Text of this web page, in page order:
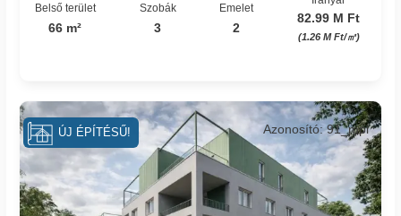
Belső terület
66 m²
Szobák
3
Emelet
2
82.99 M Ft
(1.26 M Ft/㎡)
Azonosító: 91_mpi
ÚJ ÉPÍTÉSŰ!